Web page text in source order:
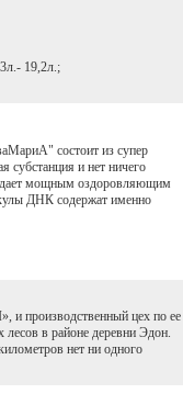
19,2л.;
состоит из супер
субстанция и нет ничего
мощным оздоровляющим
ДНК содержат именно
производственный цех по ее
в районе деревни Эдон.
нет ни одного